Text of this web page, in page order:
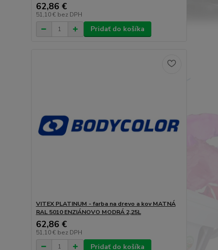
62,86 €
51,10 € bez DPH
Pridať do košíka
VITEX PLATINUM - farba na drevo a kov MATNÁ
RAL 5010 ENZIÁNOVO MODRÁ 2,25L
62,86 €
51,10 € bez DPH
Pridať do košíka